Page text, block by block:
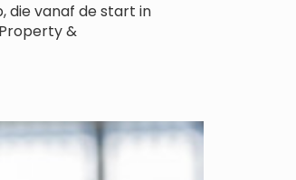
die vanaf de start in
&